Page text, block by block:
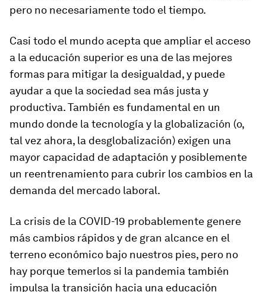
pero no necesariamente todo el tiempo.
Casi todo el mundo acepta que ampliar el acceso
a la educación superior es una de las mejores
formas para mitigar la desigualdad, y puede
ayudar a que la sociedad sea más justa y
productiva. También es fundamental en un
mundo donde la tecnología y la globalización (o,
tal vez ahora, la desglobalización) exigen una
mayor capacidad de adaptación y posiblemente
un reentrenamiento para cubrir los cambios en la
demanda del mercado laboral.
La crisis de la COVID-19 probablemente genere
más cambios rápidos y de gran alcance en el
terreno económico bajo nuestros pies, pero no
hay porque temerlos si la pandemia también
impulsa la transición hacia una educación